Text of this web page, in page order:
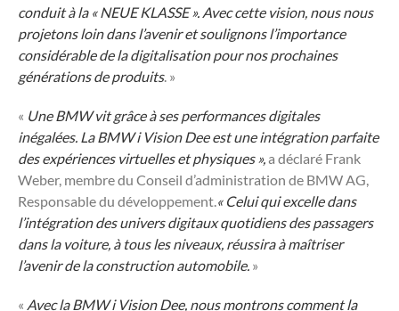
conduit à la « NEUE KLASSE ». Avec cette vision, nous nous
projetons loin dans l’avenir et soulignons l’importance
considérable de la digitalisation pour nos prochaines
générations de produits. »
« UneBMWvit grâce à ses performances digitales
inégalées. LaBMWi Vision Dee est une intégration parfaite
des expériences virtuelles et physiques »,a déclaré Frank
Weber, membre du Conseil d’administration de BMWAG,
Responsable du développement.« Celui qui excelle dans
l’intégration des univers digitaux quotidiens des passagers
dans la voiture, à tous les niveaux, réussira à maîtriser
l’avenir de la construction automobile. »
« Avec laBMWi Vision Dee, nous montrons comment la